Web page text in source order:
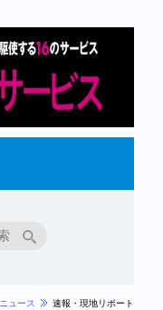
ニュース 速報・現地リポート